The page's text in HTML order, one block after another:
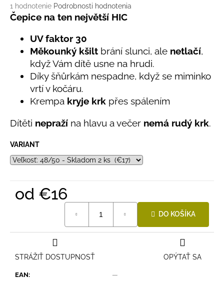
Priemerné
hodnotenie
produktu
hviezdičiek.
1 hodnotenie Podrobnosti hodnotenia
Čepice na ten největší HIC
UV faktor 30
Měkounký kšilt brání slunci, ale netlačí,
když Vám dítě usne na hrudi.
Díky šňůrkám nespadne, když se miminko
vrtí v kočáru.
Krempa kryje krk přes spálením
Dítěti nepraží na hlavu a večer nemá rudý krk.
VARIANT
od €16
DO KOŠÍKA
EAN:
—
OPÝTAŤ SA
STRÁŽIŤ DOSTUPNOSŤ
d
p
DETSKÁ
ČIAPKA
S
UV
30
MODRÁ
€16